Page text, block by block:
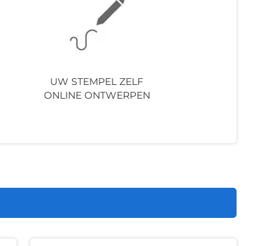
UW STEMPEL ZELF
ONLINE ONTWERPEN